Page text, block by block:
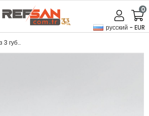
русский - EUR
0
Набор из 3 губчатых щеток